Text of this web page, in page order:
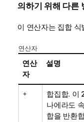
의하기 위해 다른
이 연산자는 집합
연산자
연산
자
설명
+
합집합. 이
나에라도
합을 반환